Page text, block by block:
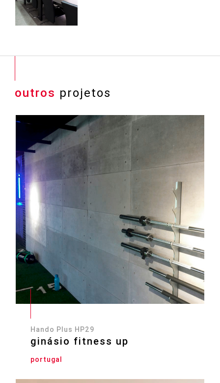
outros projetos
Hando Plus HP29
ginásio fitness up
portugal